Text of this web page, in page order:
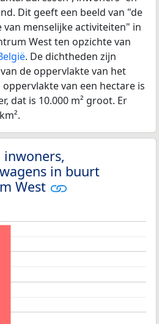
Dit geeft een beeld van "de
menselijke activiteiten" in
West ten opzichte van
. De dichtheden zijn
de oppervlakte van het
van een hectare is
dat is 10.000 m² groot. Er
inwoners,
in buurt
West